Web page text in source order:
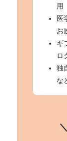
用
医
お
ギ
ロ
独
な